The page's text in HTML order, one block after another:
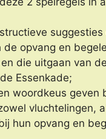
suggesties
de opvang en
die uitgaan van
Essenkade;
woordkeus geven
vluchtelingen,
hun opvang en